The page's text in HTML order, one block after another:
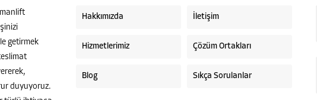
getirmek
duyuyoruz.
Hakkımızda İletişim
Hizmetlerimiz Çözüm Ortakları
Blog Sıkça Sorulanlar